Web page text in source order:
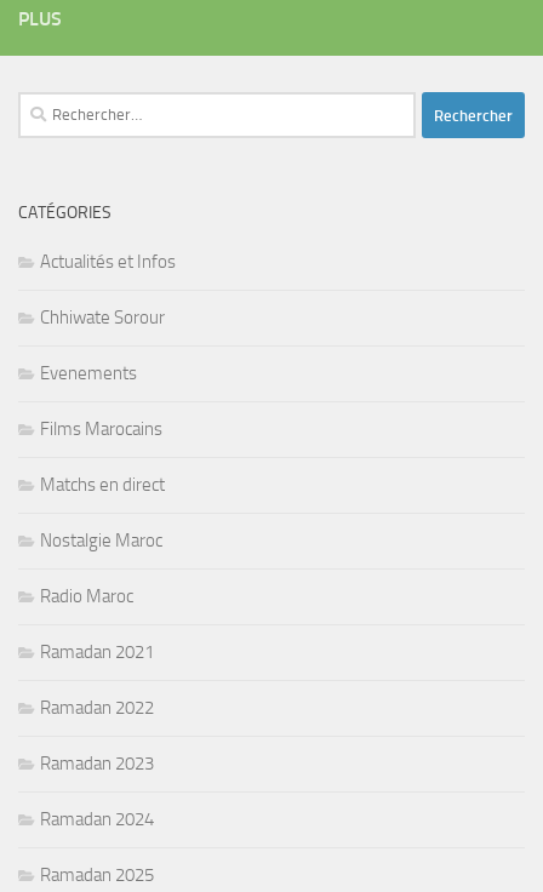
PLUS
Rechercher :
CATÉGORIES
Actualités et Infos
Chhiwate Sorour
Evenements
Films Marocains
Matchs en direct
Nostalgie Maroc
Radio Maroc
Ramadan 2021
Ramadan 2022
Ramadan 2023
Ramadan 2024
Ramadan 2025